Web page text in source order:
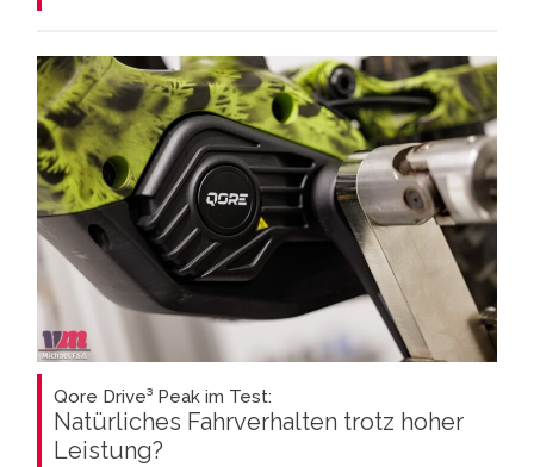
Qore Drive³ Peak im Test:
Natürliches Fahrverhalten trotz hoher
Leistung?